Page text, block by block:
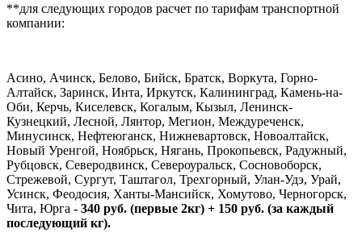
**для следующих городов расчет по тарифам транспортной
компании:
Асино, Ачинск, Белово, Бийск, Братск, Воркута, Горно-
Алтайск, Заринск, Инта, Иркутск, Калининград, Камень-на-
Оби, Керчь, Киселевск, Когалым, Кызыл, Ленинск-
Кузнецкий, Лесной, Лянтор, Мегион, Междуреченск,
Минусинск, Нефтеюганск, Нижневартовск, Новоалтайск,
Новый Уренгой, Ноябрьск, Нягань, Прокопьевск, Радужный,
Рубцовск, Северодвинск, Североуральск, Сосновоборск,
Стрежевой, Сургут, Таштагол, Трехгорный, Улан-Удэ, Урай,
Усинск, Феодосия, Ханты-Мансийск, Хомутово, Черногорск,
Чита, Юрга - 340 руб. (первые 2кг) + 150 руб. (за каждый
последующий кг).